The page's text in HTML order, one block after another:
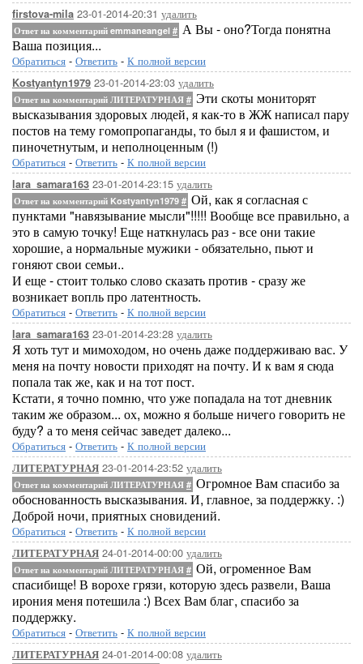
firstova-mila 23-01-2014-20:31 удалить
Ответ на комментарий emmaneangel # А Вы - оно?Тогда понятна
Ваша позиция...
Обратиться - Ответить - К полной версии
Kostyantyn1979 23-01-2014-23:03 удалить
Ответ на комментарий ЛИТЕРАТУРНАЯ # Эти скоты мониторят
высказывания здоровых людей, я как-то в ЖЖ написал пару
постов на тему гомопропаганды, то был я и фашистом, и
пиночетнутым, и неполноценным (!)
Обратиться - Ответить - К полной версии
lara_samara163 23-01-2014-23:15 удалить
Ответ на комментарий Kostyantyn1979 # Ой, как я согласная с
пунктами "навязывание мысли"!!!!! Вообще все правильно, а
это в самую точку! Еще наткнулась раз - все они такие
хорошие, а нормальные мужики - обязательно, пьют и
гоняют свои семьи..
И еще - стоит только слово сказать против - сразу же
возникает вопль про латентность.
Обратиться - Ответить - К полной версии
lara_samara163 23-01-2014-23:28 удалить
Я хоть тут и мимоходом, но очень даже поддерживаю вас. У
меня на почту новости приходят на почту. И к вам я сюда
попала так же, как и на тот пост.
Кстати, я точно помню, что уже попадала на тот дневник
таким же образом... ох, можно я больше ничего говорить не
буду? а то меня сейчас заведет далеко...
Обратиться - Ответить - К полной версии
ЛИТЕРАТУРНАЯ 23-01-2014-23:52 удалить
Ответ на комментарий ЛИТЕРАТУРНАЯ # Огромное Вам спасибо за
обоснованность высказывания. И, главное, за поддержку. :)
Доброй ночи, приятных сновидений.
Обратиться - Ответить - К полной версии
ЛИТЕРАТУРНАЯ 24-01-2014-00:00 удалить
Ответ на комментарий ЛИТЕРАТУРНАЯ # Ой, огроменное Вам
спасибище! В ворохе грязи, которую здесь развели, Ваша
ирония меня потешила :) Всех Вам благ, спасибо за
поддержку.
Обратиться - Ответить - К полной версии
ЛИТЕРАТУРНАЯ 24-01-2014-00:08 удалить